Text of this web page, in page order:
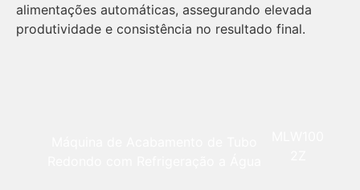
alimentações automáticas, assegurando elevada
produtividade e consistência no resultado final.